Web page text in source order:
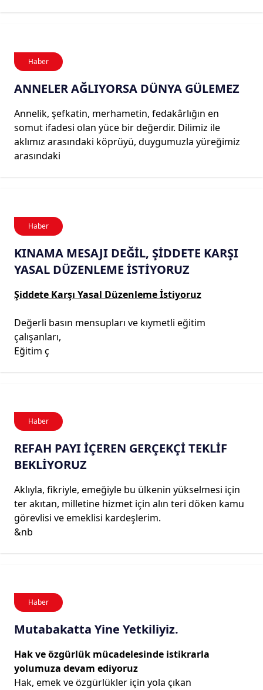
Haber
ANNELER AĞLIYORSA DÜNYA GÜLEMEZ
Annelik, şefkatin, merhametin, fedakârlığın en
somut ifadesi olan yüce bir değerdir. Dilimiz ile
aklımız arasındaki köprüyü, duygumuzla yüreğimiz
arasındaki
Haber
KINAMA MESAJI DEĞİL, ŞİDDETE KARŞI
YASAL DÜZENLEME İSTİYORUZ
Şiddete Karşı Yasal Düzenleme İstiyoruz
Değerli basın mensupları ve kıymetli eğitim
çalışanları,
Eğitim ç
Haber
REFAH PAYI İÇEREN GERÇEKÇİ TEKLİF
BEKLİYORUZ
Aklıyla, fikriyle, emeğiyle bu ülkenin yükselmesi için
ter akıtan, milletine hizmet için alın teri döken kamu
görevlisi ve emeklisi kardeşlerim.
&nb
Haber
Mutabakatta Yine Yetkiliyiz.
Hak ve özgürlük mücadelesinde istikrarla
yolumuza devam ediyoruz
Hak, emek ve özgürlükler için yola çıkan